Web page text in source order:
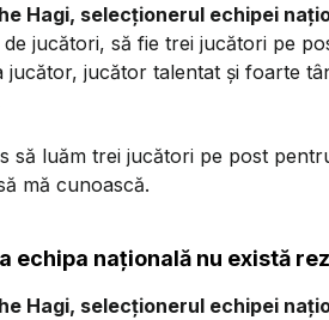
Hagi, selecționerul echipei
de jucători, să fie trei jucători pe
jucător, jucător talentat și foarte
să luăm trei jucători pe post
mă cunoască.
echipa națională nu există
Hagi, selecționerul echipei